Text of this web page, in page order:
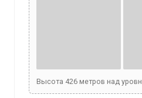
Высота 426 метров над